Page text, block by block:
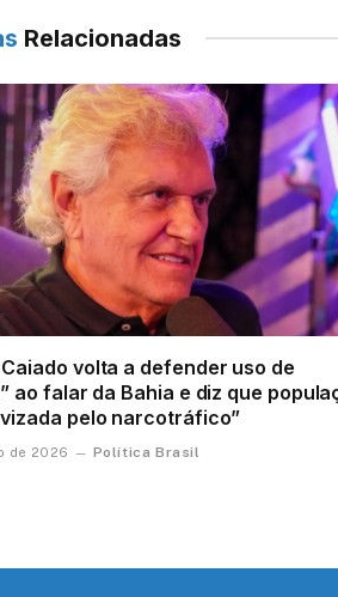
Relacionadas
volta a defender uso de
ao falar da Bahia e diz que
pelo narcotráfico”
de 2026 Política Brasil